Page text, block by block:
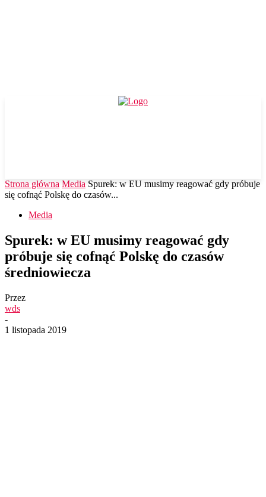
Strona główna Media Spurek: w EU musimy reagować gdy próbuje
się cofnąć Polskę do czasów...
Media
Spurek: w EU musimy reagować gdy
próbuje się cofnąć Polskę do czasów
średniowiecza
Przez
wds
-
1 listopada 2019